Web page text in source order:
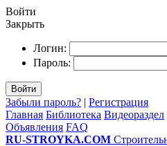
Войти
Закрыть
Логин:
Пароль:
Войти
Забыли пароль? | Регистрация
Главная Библиотека Видеораздел
Объявления FAQ
RU-STROYKA.COM